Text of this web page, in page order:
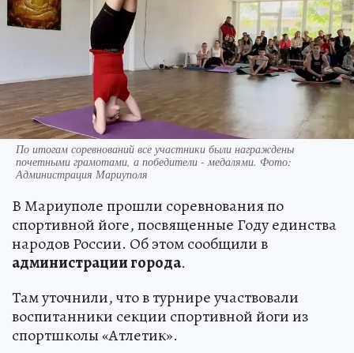
По итогам соревнований все участники были награждены
почетными грамотами, а победители - медалями. Фото:
Администрация Мариуполя
В Мариуполе прошли соревнования по
спортивной йоге, посвященные Году единства
народов России. Об этом сообщили в
администрации города.
Там уточнили, что в турнире участвовали
воспитанники секции спортивной йоги из
спортшколы «Атлетик».